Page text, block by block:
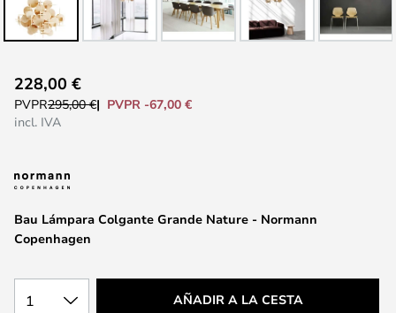
comienzo
galería
imágenes
Bau Lámpara Colgante Grande Nature - Normann
Copenhagen
228,00 €
PVPR295,00 €
PVPR -67,00 €
incl. IVA
1 AÑADIR A LA CESTA